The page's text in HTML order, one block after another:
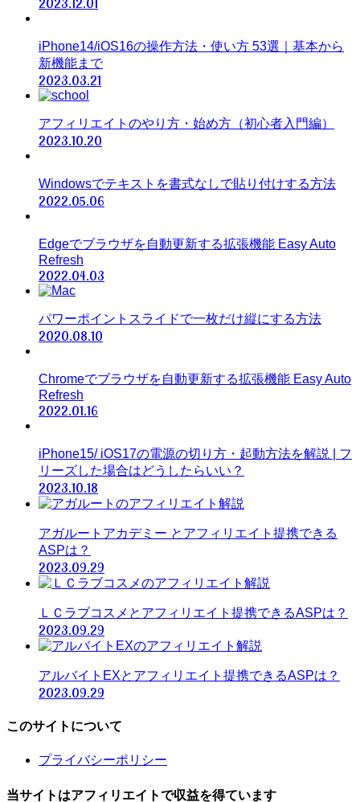
iPhone14/iOS16の操作方法・使い方 53選｜基本から
新機能まで
2023.03.21
アフィリエイトのやり方・始め方（初心者入門編）
2023.10.20
Windowsでテキストを書式なしで貼り付けする方法
2022.05.06
Edgeでブラウザを自動更新する拡張機能 Easy Auto
Refresh
2022.04.03
パワーポイントスライドで一枚だけ縦にする方法
2020.08.10
Chromeでブラウザを自動更新する拡張機能 Easy Auto
Refresh
2022.01.16
iPhone15/ iOS17の電源の切り方・起動方法を解説 | フ
リーズした場合はどうしたらいい？
2023.10.18
アガルートアカデミー とアフィリエイト提携できる
ASPは？
2023.09.29
ＬＣラブコスメとアフィリエイト提携できるASPは？
2023.09.29
アルバイトEXとアフィリエイト提携できるASPは？
2023.09.29
このサイトについて
プライバシーポリシー
当サイトはアフィリエイトで収益を得ています